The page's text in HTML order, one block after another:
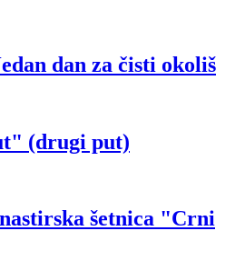
dan za čisti okoliš
(drugi put)
šetnica "Crni